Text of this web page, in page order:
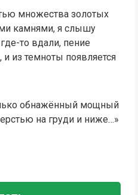
множества золотых
камнями, я слышу
то вдали, пение
из темноты появляется
обнажённый мощный
на груди и ниже…»